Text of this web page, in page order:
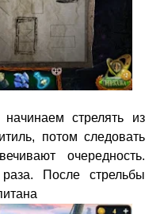
стрелять из
потом следовать
очередность.
После стрельбы